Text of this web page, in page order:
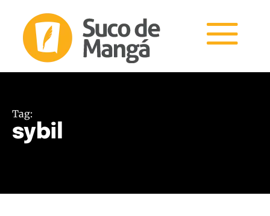
Tag:
sybil